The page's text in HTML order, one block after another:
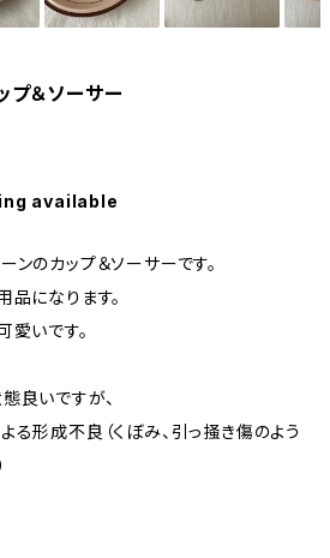
＆ソーサー
available
のカップ＆ソーサーです。
になります。
愛いです。
良いですが、
る形成不良（くぼみ、引っ掻き傷のよう